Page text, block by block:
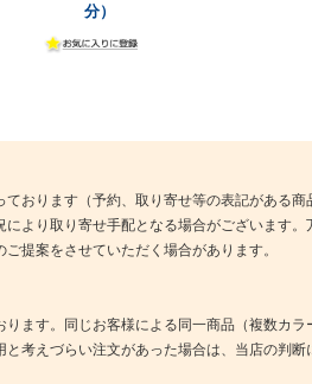
分）
おります（予約、取り寄せ等の表記がある
より取り寄せ手配となる場合がございます
提案をさせていただく場合があります。
ます。同じお客様による同一商品（複数カラ
考えづらい注文があった場合は、当店の判